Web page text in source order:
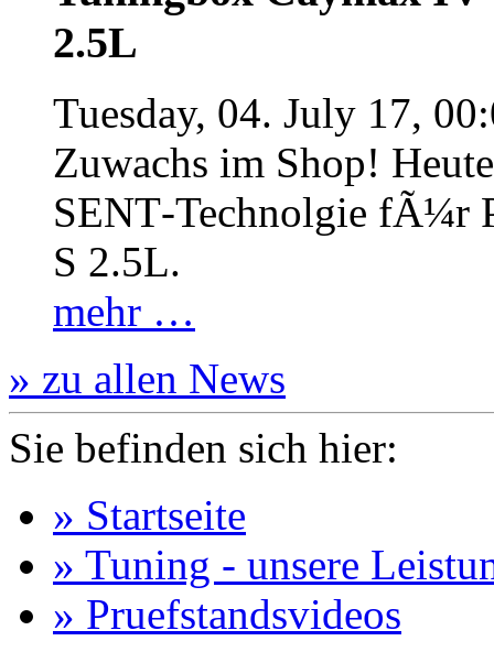
2.5L
Tuesday, 04. July 17,
Zuwachs im Shop!
SENT‐Technolgie fÃ¼r
S 2.5L.
mehr …
» zu allen News
Sie befinden sich hier:
» Startseite
» Tuning - unsere
» Pruefstandsvideos